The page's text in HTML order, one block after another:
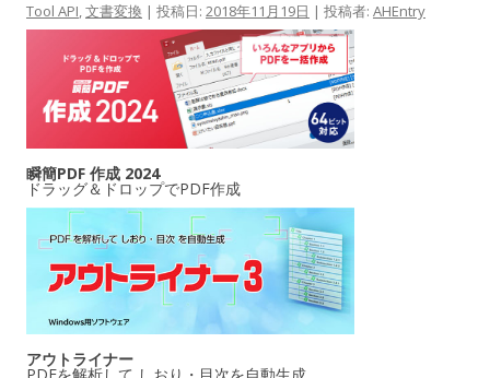
Tool API,文書変換 | 投稿日: 2018年11月19日 | 投稿者: AHEntry
瞬簡PDF 作成 2024
ドラッグ＆ドロップでPDF作成
アウトライナー